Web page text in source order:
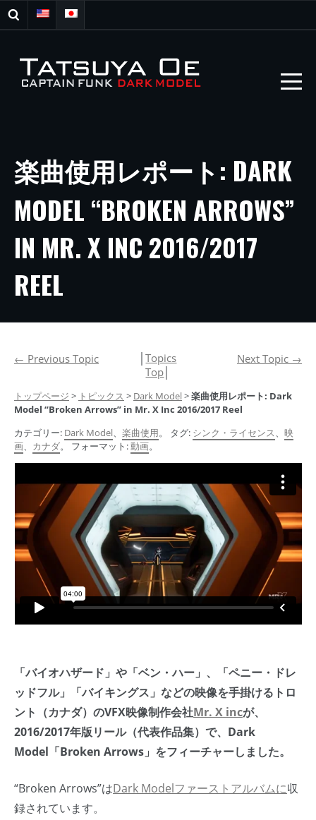
楽曲使用レポート: DARK
MODEL “BROKEN ARROWS”
IN MR. X INC 2016/2017
REEL
← Previous Topic │Topics
Top
Next Topic →
トップページ > トピックス > Dark Model>楽曲使用レポート: Dark
Model “Broken Arrows” in Mr. X Inc 2016/2017 Reel
カテゴリー: Dark Model、 楽曲使用。 タグ: シンク・ライセンス、 映
画、 カナダ。 フォーマット:動画。
「バイオハザード」や「ベン・ハー」、「ペニー・ドレ
ッドフル」「バイキングス」などの映像を手掛けるトロ
ント（カナダ）のVFX映像制作会社Mr. X incが、
2016/2017年版リール（代表作品集）で、Dark
Model「Broken Arrows」をフィーチャーしました。
“Broken Arrows”はDark Modelファーストアルバムに収
録されています。